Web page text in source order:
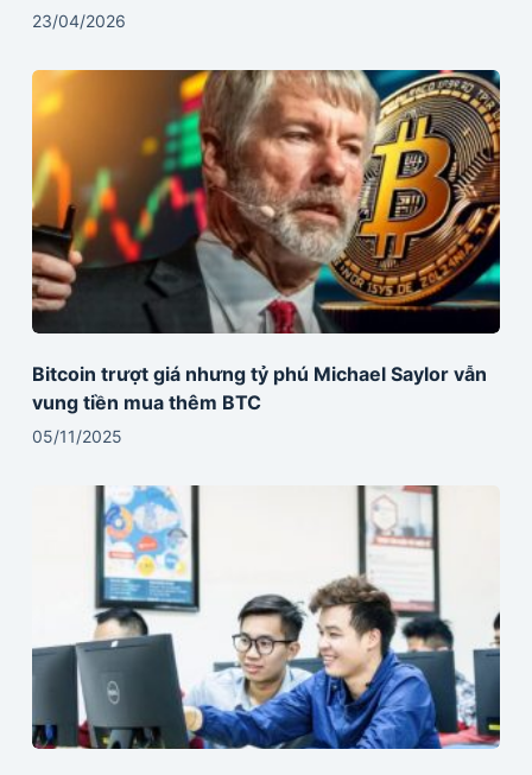
23/04/2026
Bitcoin trượt giá nhưng tỷ phú Michael Saylor vẫn
vung tiền mua thêm BTC
05/11/2025